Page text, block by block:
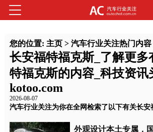
您的位置: 主页> 汽车行业关注热门内容
长安福特福克斯_了解更多
特福克斯的内容_科技资讯
kotoo.com
2026-08-07
汽车行业关注为你在全网检索了以下有关长安